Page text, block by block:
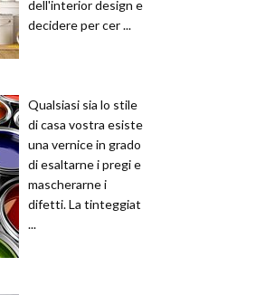
dell'interior design e
decidere per cer ...
Qualsiasi sia lo stile
di casa vostra esiste
una vernice in grado
di esaltarne i pregi e
mascherarne i
difetti. La tinteggiat
...